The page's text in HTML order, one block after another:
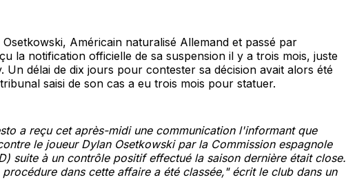
Américain naturalisé Allemand et passé par
la notification officielle de sa suspension il y a trois mois, juste
Un délai de dix jours pour contester sa décision avait alors été
saisi de son cas a eu trois mois pour statuer.
a reçu cet après-midi une communication l'informant que
le joueur Dylan Osetkowski par la Commission espagnole
suite à un contrôle positif effectué la saison dernière était close.
dans cette affaire a été classée," écrit le club dans un